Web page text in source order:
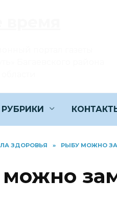
РУБРИКИ
ЗДОРОВЬЯ » РЫБУ МОЖНО